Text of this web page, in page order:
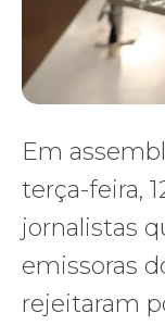
Em
terça-feira,
jornalistas
emissoras
rejeitaram